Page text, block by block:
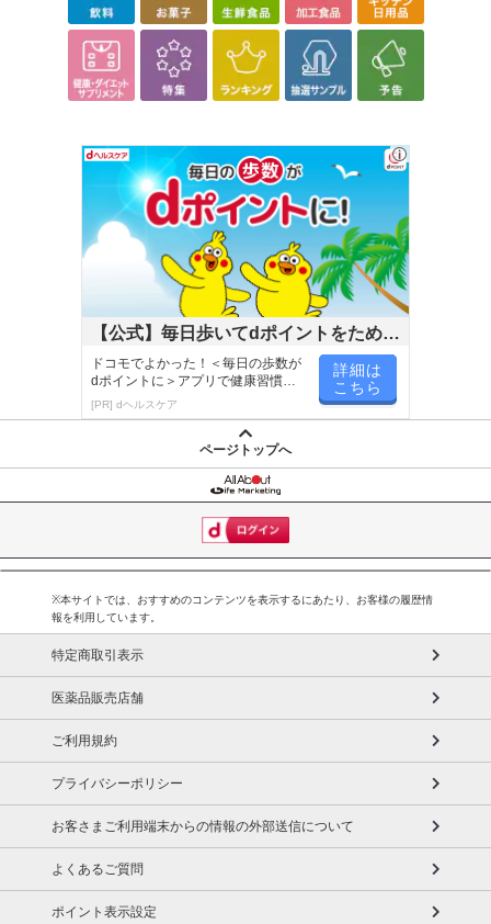
牛たんの中でも特に柔らかい部分「芯たん」を厚切りに。旨味たっ
ぷりの肉汁と牛たん特有のプリッとした食感がお楽しみいただけま
す。
【公式】毎日歩いてdポイントをためよ
う！
ドコモでよかった！＜毎日の歩数が
dポイントに＞アプリで健康習慣が
楽しく続く！
[PR] dヘルスケア
詳細は
こちら
ページトップへ
※本サイトでは、おすすめのコンテンツを表示するにあたり、お客様の履歴情
報を利用しています。
特定商取引表示
医薬品販売店舗
ご利用規約
プライバシーポリシー
お客さまご利用端末からの情報の外部送信について
よくあるご質問
ポイント表示設定